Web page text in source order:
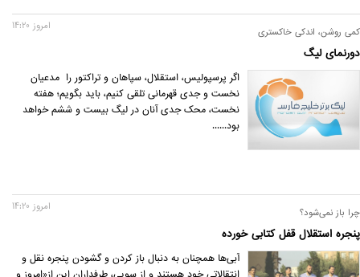
کمی روشن، اندکی خاکستری
دورنمای لیگ
امروز 14:20
اگر پرسپولیس، استقلال، سپاهان و تراکتور را مدعیان
نخست و جدی قهرمانی تلقی کنیم، باید بگویم؛ هفته
نخست، محک جدی آنان در لیگ بیست و ششم خواهد
بود......
چرا باز نمی‌شود؟
پنجره‌ استقلال قفل کتابی خورده
امروز 14:20
آبی‌ها همچنان به دنبال باز کردن و گشودن پنجره نقل و